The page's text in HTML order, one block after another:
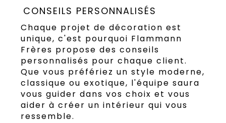
CONSEILS PERSONNALISÉS
Chaque projet de décoration est
unique, c'est pourquoi Flammann
Frères propose des conseils
personnalisés pour chaque client.
Que vous préfériez un style moderne,
classique ou exotique, l'équipe saura
vous guider dans vos choix et vous
aider à créer un intérieur qui vous
ressemble.